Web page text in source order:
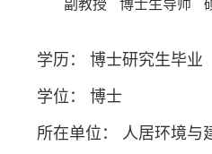
学历： 博士研究生毕业
学位： 博士
所在单位： 人居环境与